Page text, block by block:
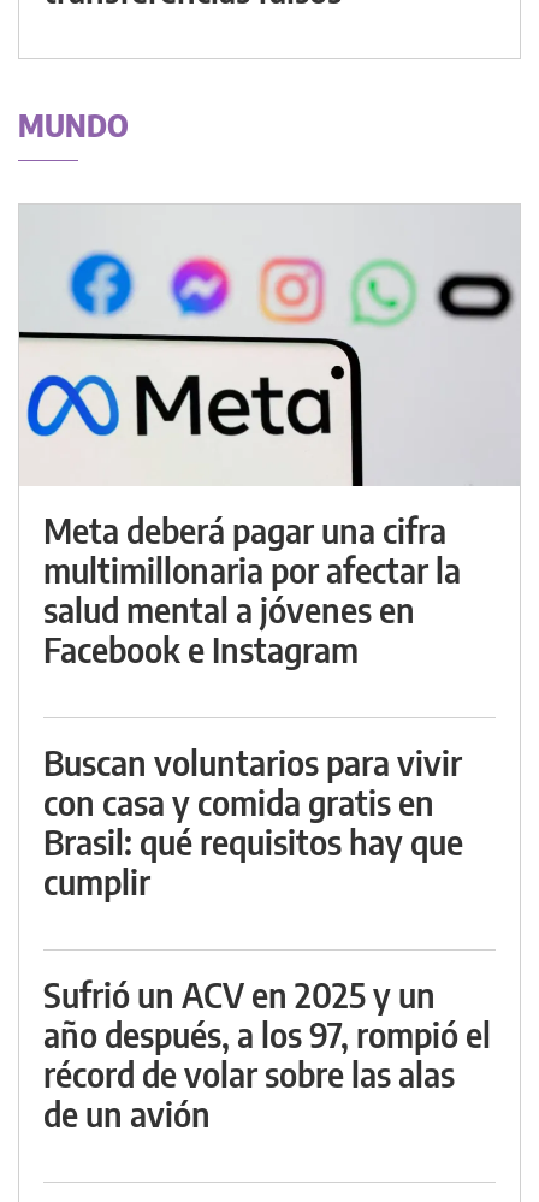
MUNDO
Meta deberá pagar una cifra
multimillonaria por afectar la
salud mental a jóvenes en
Facebook e Instagram
Buscan voluntarios para vivir
con casa y comida gratis en
Brasil: qué requisitos hay que
cumplir
Sufrió un ACV en 2025 y un
año después, a los 97, rompió el
récord de volar sobre las alas
de un avión